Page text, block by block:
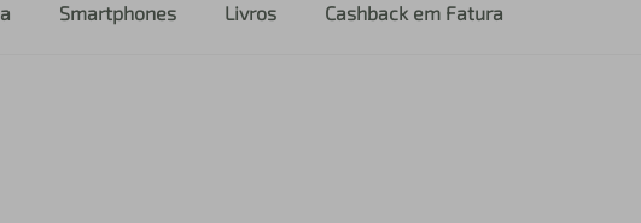
Smartphones Livros Cashback em Fatura